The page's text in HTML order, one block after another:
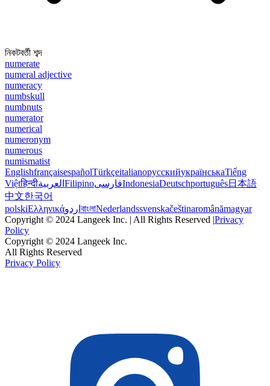
নিকটবর্তী শব্দ
numerate
numeral adjective
numeracy
numbskull
numbnuts
numerator
numerical
numeronym
numerous
numismatist
EnglishfrançaisespañolTürkçeitalianoрусскийукраїнськаTiếng
Việtहिन्दीالعربية FilipinoفارسیIndonesiaDeutschportuguês日本語
中文한국어
polskiΕλληνικάاردو বাংলাNederlandssvenskačeštinaromânămagyar
Copyright © 2024 Langeek Inc. | All Rights Reserved |Privacy
Policy
Copyright © 2024 Langeek Inc.
All Rights Reserved
Privacy Policy